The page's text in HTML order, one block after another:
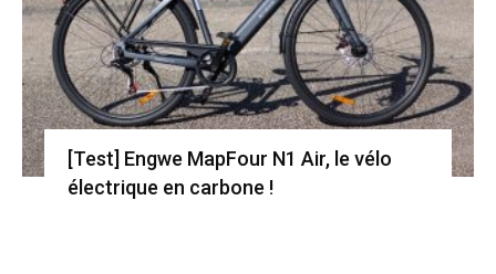
[Test] Engwe MapFour N1 Air, le vélo
électrique en carbone !